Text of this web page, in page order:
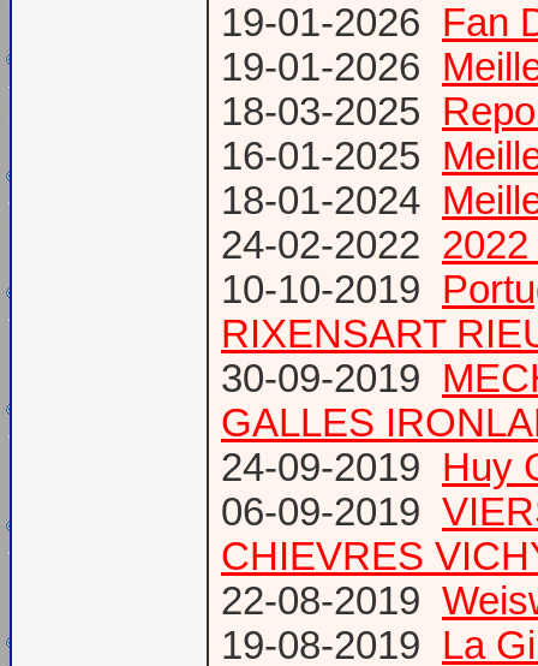
19-01-2026 Fan
19-01-2026
18-03-2025
16-01-2025
18-01-2024
24-02-2022
10-10-2019
RIXENSART
30-09-2019
GALLES
24-09-2019 Huy
06-09-2019
CHIEVRES
22-08-2019
19-08-2019 La